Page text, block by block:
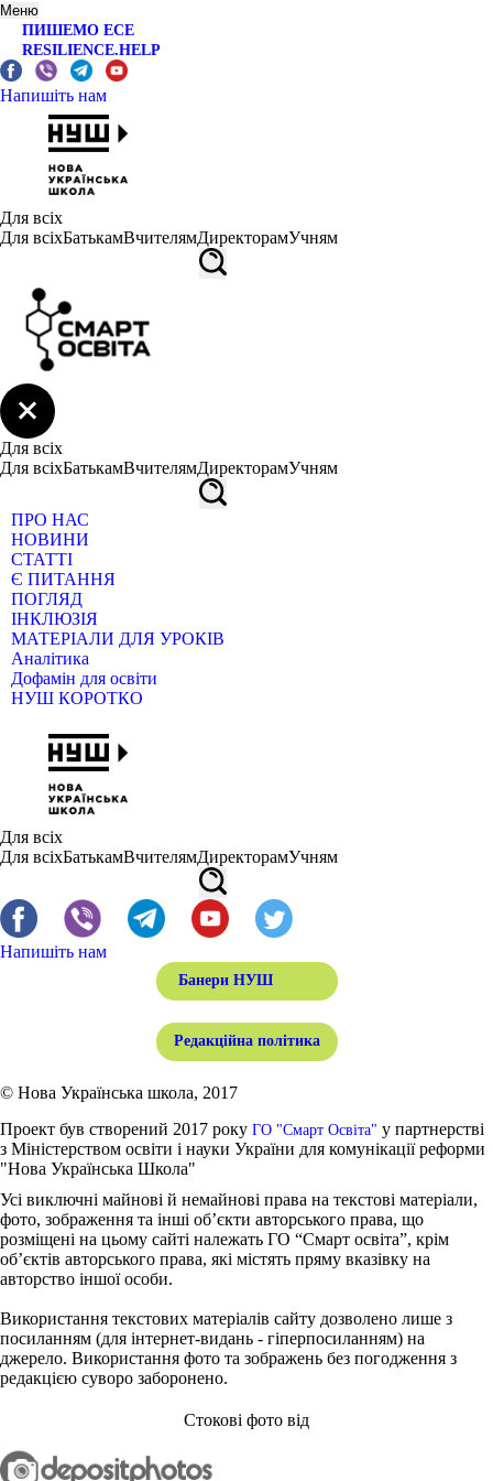
Меню
ПИШЕМО ЕСЕ
RESILIENCE.HELP
Напишіть нам
Для всіх
Для всіхБатькамВчителямДиректорамУчням
Для всіх
Для всіхБатькамВчителямДиректорамУчням
ПРО НАС
НОВИНИ
СТАТТІ
Є ПИТАННЯ
ПОГЛЯД
ІНКЛЮЗІЯ
МАТЕРІАЛИ ДЛЯ УРОКІВ
Аналітика
Дофамін для освіти
НУШ КОРОТКО
Для всіх
Для всіхБатькамВчителямДиректорамУчням
Напишіть нам
Банери НУШ
Редакційна політика
© Нова Українська школа, 2017
Проект був створений 2017 року ГО "Смарт Освіта" у партнерстві
з Міністерством освіти і науки України для комунікації реформи
"Нова Українська Школа"
Усі виключні майнові й немайнові права на текстові матеріали,
фото, зображення та інші об’єкти авторського права, що
розміщені на цьому сайті належать ГО “Смарт освіта”, крім
об’єктів авторського права, які містять пряму вказівку на
авторство іншої особи.
Використання текстових матеріалів сайту дозволено лише з
посиланням (для інтернет-видань - гіперпосиланням) на
джерело. Використання фото та зображень без погодження з
редакцією суворо заборонено.
Стокові фото від